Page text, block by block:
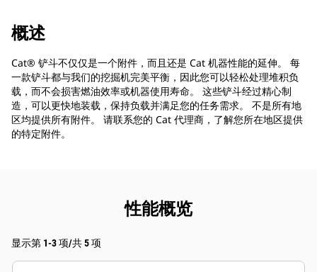
概述
Cat® 铲斗不仅仅是一个附件，而且还是 Cat 机器性能的延伸。 每
一款铲斗都与我们的挖掘机完美平衡，因此您可以轻松处理堆积负
载，而不会损害燃油效率或机器使用寿命。 这些铲斗经过精心制
造，可以更快地装载，保持负载并满足您的任务需求。 不是所有地
区均提供所有附件。 请联系您的 Cat 代理商，了解您所在地区提供
的特定附件。
性能概览
显示第 1-3 项/共 5 项